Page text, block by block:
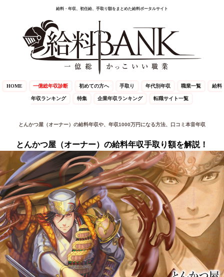
給料・年収、初任給、手取り額をまとめた給料ポータルサイト
HOME 一億総年収診断 初めての方へ 手取り 年代別年収 職業一覧 給料
年収ランキング 特集 企業年収ランキング 転職サイト一覧
とんかつ屋（オーナー）の給料年収や、年収1000万円になる方法、口コミ本音年収
とんかつ屋（オーナー）の給料年収手取り額を解説！